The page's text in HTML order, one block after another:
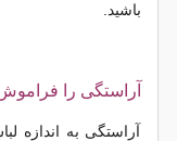
باشید.
آراستگی را فراموش
آراستگی به اندازه